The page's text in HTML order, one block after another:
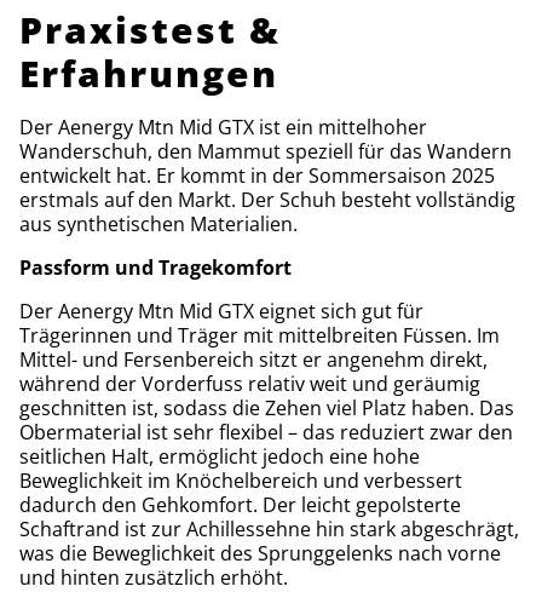
Praxistest &
Erfahrungen
Der Aenergy Mtn Mid GTX ist ein mittelhoher
Wanderschuh, den Mammut speziell für das Wandern
entwickelt hat. Er kommt in der Sommersaison 2025
erstmals auf den Markt. Der Schuh besteht vollständig
aus synthetischen Materialien.
Passform und Tragekomfort
Der Aenergy Mtn Mid GTX eignet sich gut für
Trägerinnen und Träger mit mittelbreiten Füssen. Im
Mittel- und Fersenbereich sitzt er angenehm direkt,
während der Vorderfuss relativ weit und geräumig
geschnitten ist, sodass die Zehen viel Platz haben. Das
Obermaterial ist sehr flexibel – das reduziert zwar den
seitlichen Halt, ermöglicht jedoch eine hohe
Beweglichkeit im Knöchelbereich und verbessert
dadurch den Gehkomfort. Der leicht gepolsterte
Schaftrand ist zur Achillessehne hin stark abgeschrägt,
was die Beweglichkeit des Sprunggelenks nach vorne
und hinten zusätzlich erhöht.